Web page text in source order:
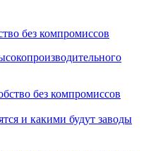
без компромиссов
и какими будут заводы